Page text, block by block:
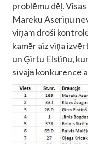
problēmu dēļ.
Mareku Aseriņu
viņam droši
kamēr aiz viņa
un Ģirtu Elstiņu,
sīvajā konkurencē